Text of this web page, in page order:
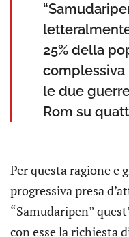
25% della
complessiva
le due
Rom su
Per questa ragione e
progressiva presa
“Samudaripen”
con esse la richiesta